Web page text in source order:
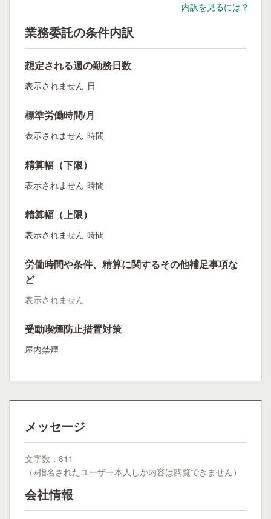
内訳を見るには？
業務委託の条件内訳
想定される週の勤務日数
表示されません 日
標準労働時間/月
表示されません 時間
精算幅（下限）
表示されません 時間
精算幅（上限）
表示されません 時間
労働時間や条件、精算に関するその他補足事項な
ど
表示されません
受動喫煙防止措置対策
屋内禁煙
メッセージ
文字数：811
（※指名されたユーザー本人しか内容は閲覧できません）
会社情報